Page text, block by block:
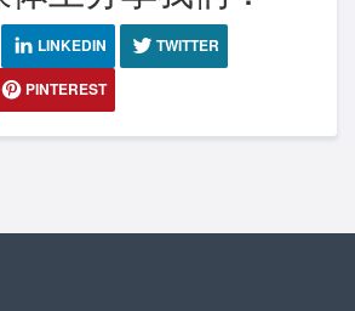
LINKEDIN
TWITTER
PINTEREST